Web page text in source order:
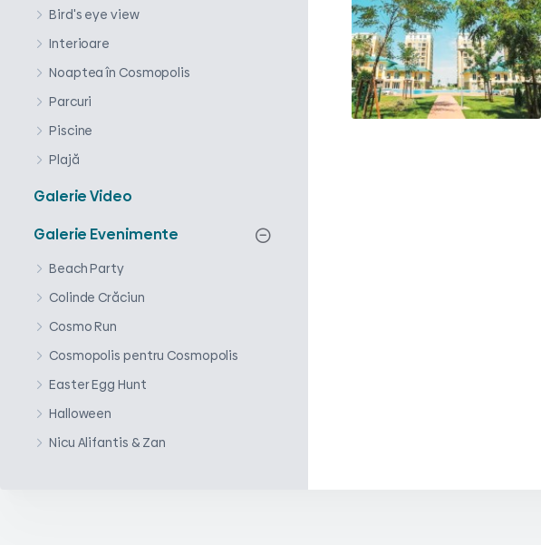
Bird's eye view
Interioare
Noaptea în Cosmopolis
Parcuri
Piscine
Plajă
Galerie Video
Galerie Evenimente
Beach Party
Colinde Crăciun
Cosmo Run
Cosmopolis pentru Cosmopolis
Easter Egg Hunt
Halloween
Nicu Alifantis & Zan